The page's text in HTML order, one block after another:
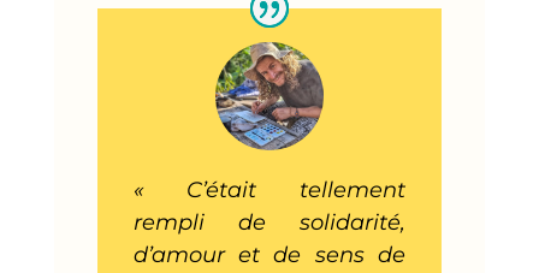
« C’était tellement
rempli de solidarité,
d’amour et de sens de